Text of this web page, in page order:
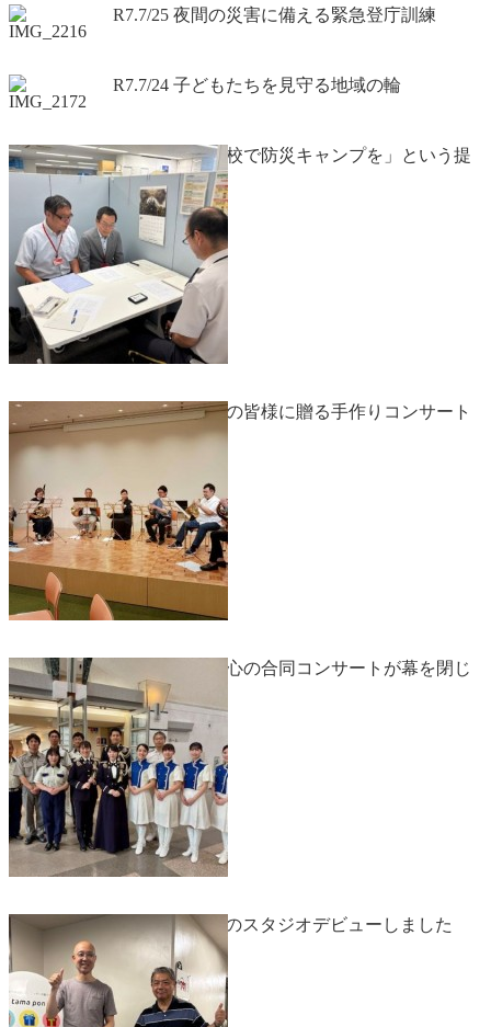
R7.7/25 夜間の災害に備える緊急登庁訓練
R7.7/24 子どもたちを見守る地域の輪
R7.7/24 「小学校で防災キャンプを」という提
案
R7.7/21 後援会の皆様に贈る手作りコンサート
R7.7/13 安全安心の合同コンサートが幕を閉じ
る
R7.7/9 FM放送のスタジオデビューしました